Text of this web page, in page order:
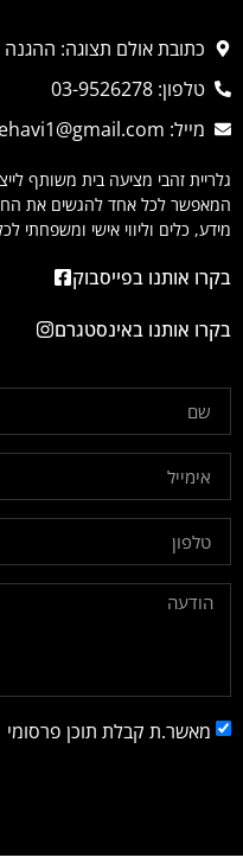
כתובת אולם תצוגה: ההגנה 26, ראשון לציון
טלפון: 03-9526278
מייל: ilanzehavi1@gmail.com
גלריית זהבי מציעה בית משותף
המאפשר לכל אחד להגשים את
מידע, כלים וליווי אישי ומשפחתי
בקרו אותנו בפייסבוק
בקרו אותנו באינסטגרם
מאשר.ת קבלת תוכן פרסומי